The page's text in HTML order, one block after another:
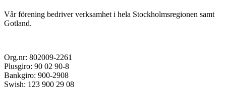
Vår förening bedriver verksamhet i hela Stockholmsregionen samt
Gotland.
Org.nr: 802009-2261
Plusgiro: 90 02 90-8
Bankgiro: 900-2908
Swish: 123 900 29 08